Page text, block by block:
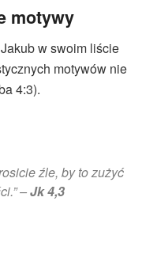
motywy
w swoim liście
motywów nie
4:3).
źle, by to zużyć
–Jk 4,3